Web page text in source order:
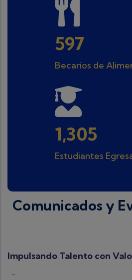
752
Becarios de
1,658
Estudiantes
Comunicados y
Impulsando Talento con
-